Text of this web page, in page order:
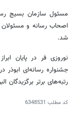
مسئول سازمان بسیج
شد.
نوروزی فر در پایان
جشنواره رسانه‌ای
رتبه‌های برتر برگزیدگان
کد مطلب 6348531